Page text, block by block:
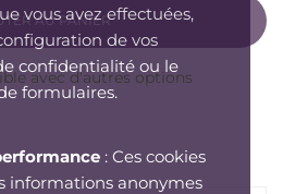
vous avez effectuées,
de vos
confidentialité ou le
formulaires.
: Ces cookies
informations anonymes
AU PANIER
avec d'autres options